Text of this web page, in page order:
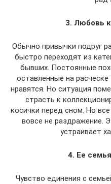
3. Любовь
Обычно привычки подруг
быстро переходят из
бывших. Постоянные
оставленные на
нравятся. Но ситуация
страсть к
косички перед сном. Но
вовсе не раздражение.
устраивает
4. Ее
Чувство единения с